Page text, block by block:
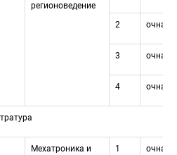
регионоведение
2 очная
3 очная
4 очная
Мехатроника и
1 очная